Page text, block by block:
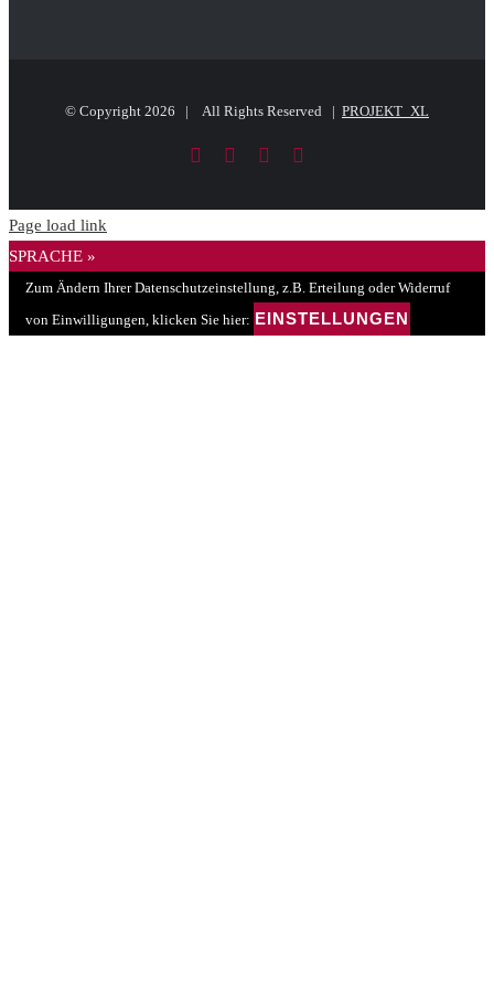
© Copyright 2026 | All Rights Reserved | PROJEKT_XL
FacebookLinkedIn
PayPal
Page load link
SPRACHE »
Zum Ändern Ihrer Datenschutzeinstellung, z.B. Erteilung oder Widerruf
von Einwilligungen, klicken Sie hier: EINSTELLUNGEN